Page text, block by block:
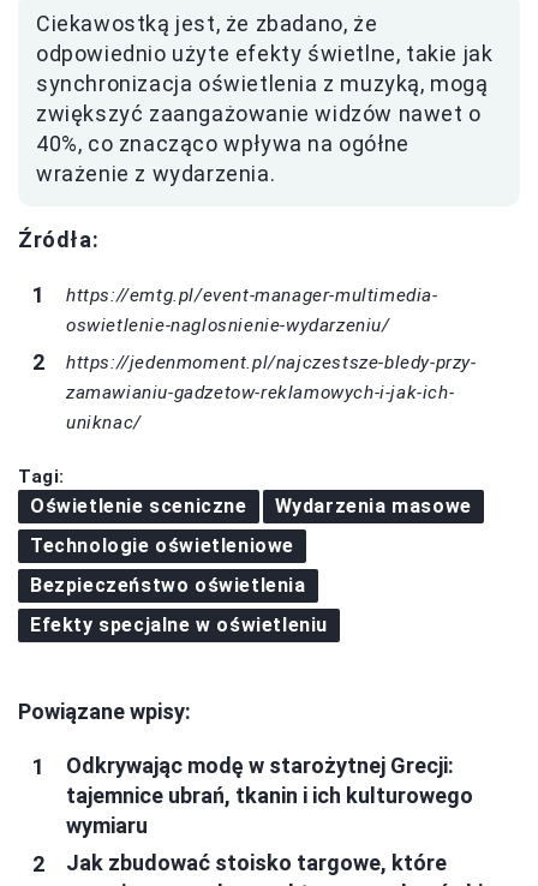
Ciekawostką jest, że zbadano, że
odpowiednio użyte efekty świetlne, takie jak
synchronizacja oświetlenia z muzyką, mogą
zwiększyć zaangażowanie widzów nawet o
40%, co znacząco wpływa na ogółne
wrażenie z wydarzenia.
Źródła:
https://emtg.pl/event-manager-multimedia-
oswietlenie-naglosnienie-wydarzeniu/
https://jedenmoment.pl/najczestsze-bledy-przy-
zamawianiu-gadzetow-reklamowych-i-jak-ich-
uniknac/
Tagi:
Oświetlenie sceniczne
Wydarzenia masowe
Technologie oświetleniowe
Bezpieczeństwo oświetlenia
Efekty specjalne w oświetleniu
Powiązane wpisy:
Odkrywając modę w starożytnej Grecji:
tajemnice ubrań, tkanin i ich kulturowego
wymiaru
Jak zbudować stoisko targowe, które